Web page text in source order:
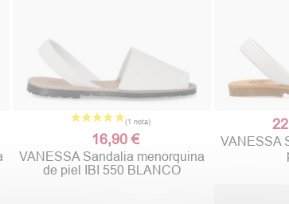
16,90 €
VANESSA Sandalia menorquina
de piel IBI 550 BLANCO
VANESSA